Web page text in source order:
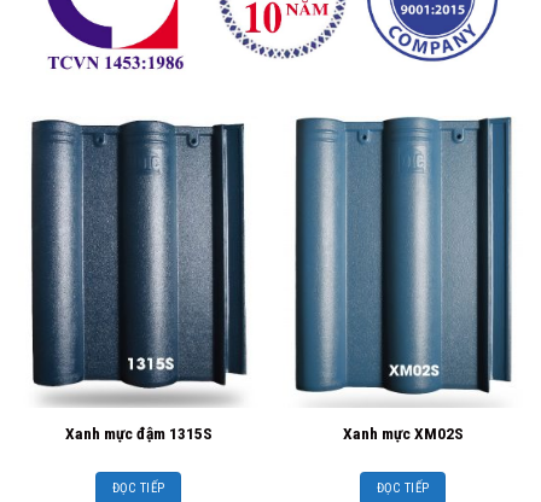
Xanh mực đậm 1315S
ĐỌC TIẾP
Xanh mực XM02S
ĐỌC TIẾP